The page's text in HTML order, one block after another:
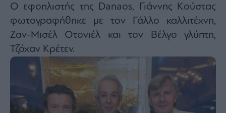
Ο εφοπλιστής της Danaos, Γιάννης Κούστας
φωτογραφήθηκε με τον Γάλλο καλλιτέχνη,
Ζαν-Μισέλ Οτονιέλ και τον Βέλγο γλύπτη,
Τζόχαν Κρέτεν.